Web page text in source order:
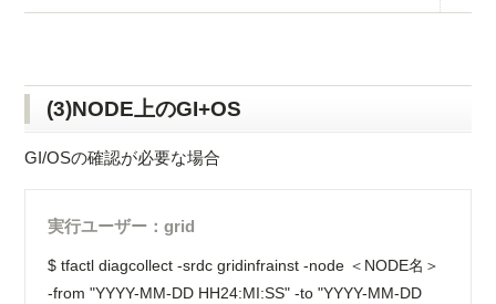
(3)NODE上のGI+OS
GI/OSの確認が必要な場合
実行ユーザー：grid
$ tfactl diagcollect -srdc gridinfrainst -node ＜NODE名＞
-from "YYYY-MM-DD HH24:MI:SS" -to "YYYY-MM-DD